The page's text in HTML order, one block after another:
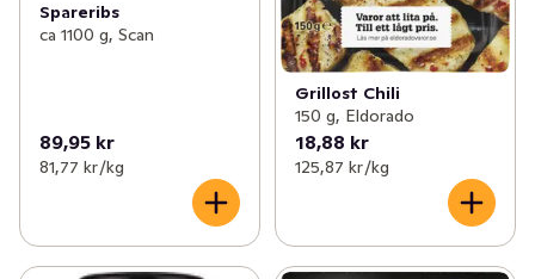
Spareribs
ca 1100 g, Scan
89,95 kr
81,77 kr /kg
Grillost Chili
150 g, Eldorado
18,88 kr
125,87 kr /kg